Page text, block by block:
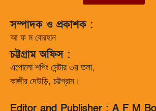
সম্পাদক ও প্রকাশক :
আ ফ ম বোরহান
চট্টগ্রাম অফিস :
এপোলো শপিং সেন্টার ৩য় তলা,
কাজীর দেউড়ি, চট্টগ্রাম।